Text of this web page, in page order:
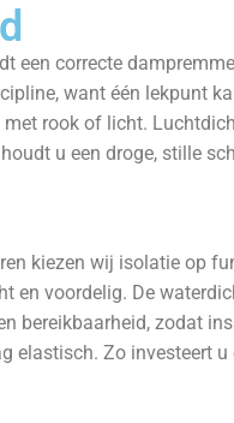
correcte
want één lekpunt
rook of licht.
u een droge, stille
kiezen wij isolatie op
en voordelig. De
bereikbaarheid, zodat
Zo investeert u